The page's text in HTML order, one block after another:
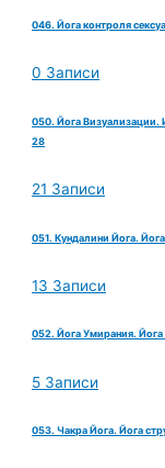
046. Йога контроля
0 Записи
050. Йога Визуализации.
28
21 Записи
051. Кундалини Йога.
13 Записи
052. Йога Умирания.
5 Записи
053. Чакра Йога. Йога